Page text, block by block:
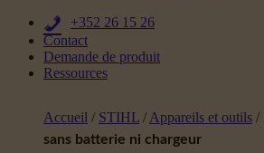
+352 26 15 26
Contact
Demande de produit
Ressources
Accueil / STIHL / Appareils et outils /
sans batterie ni chargeur